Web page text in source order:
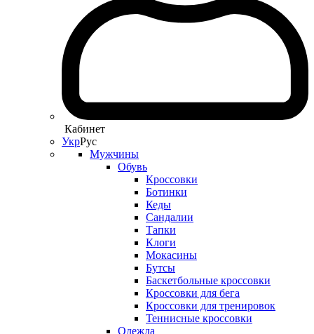
Кабинет
УкрРус
Мужчины
Обувь
Кроссовки
Ботинки
Кеды
Сандалии
Тапки
Клоги
Мокасины
Бутсы
Баскетбольные кроссовки
Кроссовки для бега
Кроссовки для тренировок
Теннисные кроссовки
Одежда